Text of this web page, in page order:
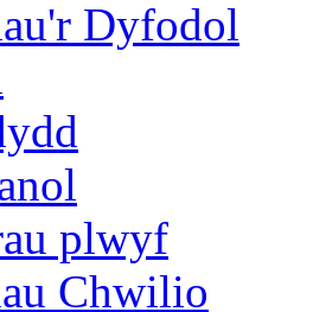
Dyfodol
plwyf
Chwilio